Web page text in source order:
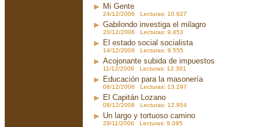
Mi Gente
24/12/2006 Lecturas: 10.627
Gabilondo investiga el milagro
20/12/2006 Lecturas: 9.453
El estado social socialista
14/12/2006 Lecturas: 9.555
Acojonante subida de impuestos
11/12/2006 Lecturas: 12.301
Educación para la masonería
08/12/2006 Lecturas: 13.297
El Capitán Lozano
08/12/2006 Lecturas: 12.954
Un largo y tortuoso camino
29/11/2006 Lecturas: 9.095